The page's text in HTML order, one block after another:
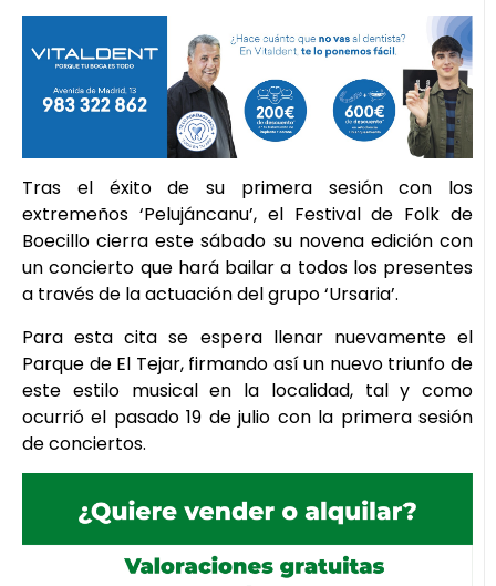
Tras el éxito de su primera sesión con los
extremeños ‘Pelujáncanu’, el Festival de Folk de
Boecillo cierra este sábado su novena edición con
un concierto que hará bailar a todos los presentes
a través de la actuación del grupo ‘Ursaria’.
Para esta cita se espera llenar nuevamente el
Parque de El Tejar, firmando así un nuevo triunfo de
este estilo musical en la localidad, tal y como
ocurrió el pasado 19 de julio con la primera sesión
de conciertos.